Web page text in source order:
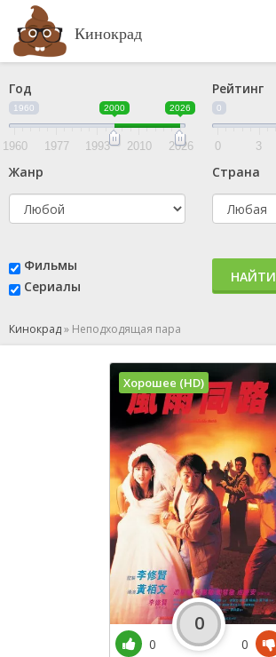
Кинокрад
Год
1960 2000 2026
1960 1977 1993 2010 2026
Рейтинг
0
0 3
Жанр Страна
Фильмы
Сериалы
НАЙТИ
Кинокрад» Неподходящая пара
Хорошее (HD)
0
0
0